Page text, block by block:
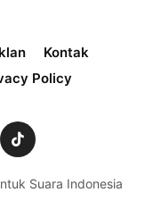
Kontak
Policy
Suara Indonesia